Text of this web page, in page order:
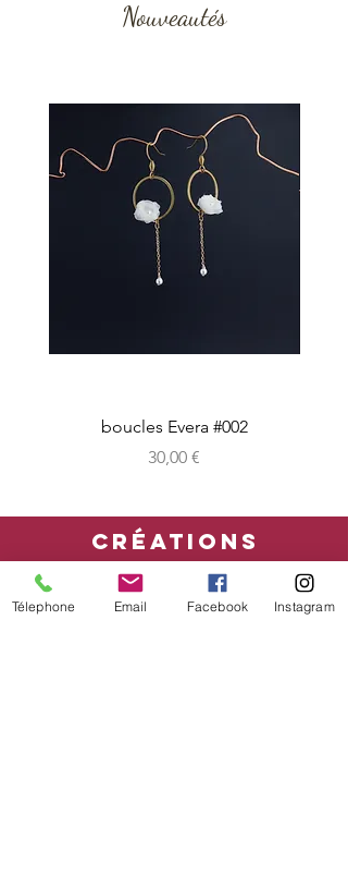
Nouveautés
boucles Evera #002
Prix
30,00 €
CRéATIONS
sur-mesure
Télephone Email Facebook Instagram